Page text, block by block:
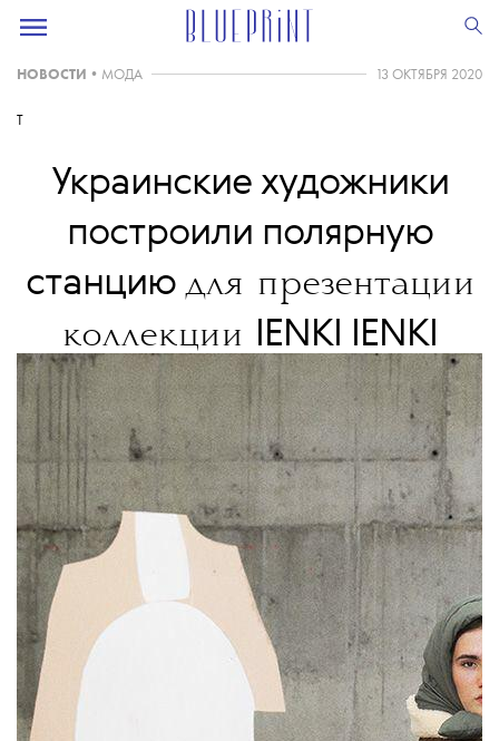
НОВОСТИ • МОДА 13 ОКТЯБРЯ 2020
T
Украинские художники
построили полярную
станцию для презентации
коллекции IENKI IENKI